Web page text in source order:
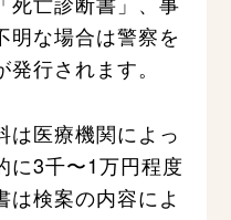
明な場合は警察を
行されます。
は医療機関によっ
に3千〜1万円程度
は検案の内容によ